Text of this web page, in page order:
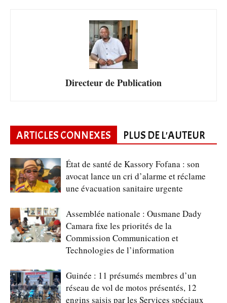
Directeur de Publication
ARTICLES CONNEXES PLUS DE L'AUTEUR
État de santé de Kassory Fofana : son
avocat lance un cri d’alarme et réclame
une évacuation sanitaire urgente
Assemblée nationale : Ousmane Dady
Camara fixe les priorités de la
Commission Communication et
Technologies de l’information
Guinée : 11 présumés membres d’un
réseau de vol de motos présentés, 12
engins saisis par les Services spéciaux